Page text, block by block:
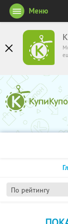
Меню
По рейтингу